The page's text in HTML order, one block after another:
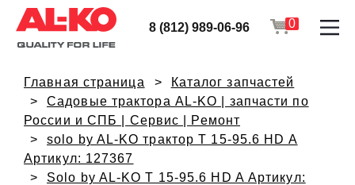
8 (812) 989-06-96 0
Главная страница
Каталог запчастей
Садовые трактора AL-KO | запчасти по
России и СПБ | Сервис | Ремонт
solo by AL-KO трактор T 15-95.6 HD A
Артикул: 127367
Solo by AL-KO T 15-95.6 HD A Артикул: